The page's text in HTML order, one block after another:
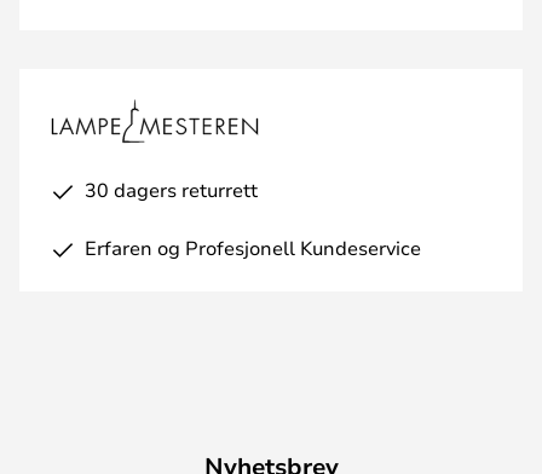
30 dagers returrett
Erfaren og Profesjonell Kundeservice
Nyhetsbrev